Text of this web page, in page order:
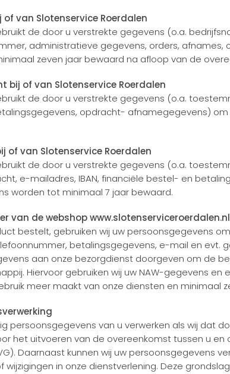
of van Slotenservice Roerdalen
de door u verstrekte gegevens (o.a.
administratieve gegevens, orders,
zeven jaar bewaard na afloop van de
bij of van Slotenservice Roerdalen
de door u verstrekte gegevens (o.a.
opdracht- afnamegegevens)
of van Slotenservice Roerdalen
de door u verstrekte gegevens (o.a.
e-mailadres, IBAN, financiële bestel- en
worden tot minimaal 7 jaar bewaard.
van de webshop www.slotenserviceroerdalen.nl
bestelt, gebruiken wij uw persoonsgegevens
betalingsgegevens, e-mail en
aan onze bezorgdienst doorgeven om de
Hiervoor gebruiken wij uw NAW-gegevens
meer maakt van onze diensten en minimaal
persoonsgegevens van u verwerken als wij dat
het uitvoeren van de overeenkomst tussen u
Daarnaast kunnen wij uw persoonsgegevens
in onze dienstverlening. Deze